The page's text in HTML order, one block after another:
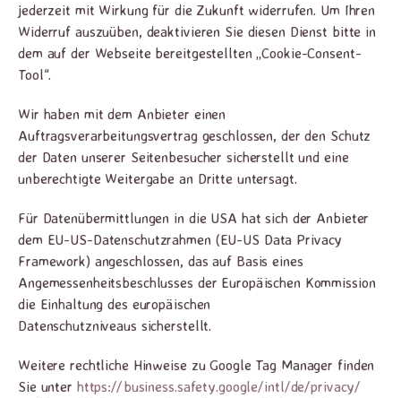
jederzeit mit Wirkung für die Zukunft widerrufen. Um Ihren
Widerruf auszuüben, deaktivieren Sie diesen Dienst bitte in
dem auf der Webseite bereitgestellten „Cookie-Consent-
Tool“.
Wir haben mit dem Anbieter einen
Auftragsverarbeitungsvertrag geschlossen, der den Schutz
der Daten unserer Seitenbesucher sicherstellt und eine
unberechtigte Weitergabe an Dritte untersagt.
Für Datenübermittlungen in die USA hat sich der Anbieter
dem EU-US-Datenschutzrahmen (EU-US Data Privacy
Framework) angeschlossen, das auf Basis eines
Angemessenheitsbeschlusses der Europäischen Kommission
die Einhaltung des europäischen
Datenschutzniveaus sicherstellt.
Weitere rechtliche Hinweise zu Google Tag Manager finden
Sie unter https://business.safety.google/intl/de/privacy/